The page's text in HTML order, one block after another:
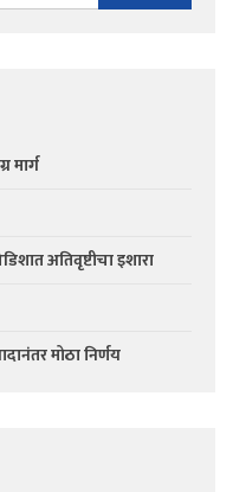
मार्ग
अतिवृष्टीचा इशारा
मोठा निर्णय